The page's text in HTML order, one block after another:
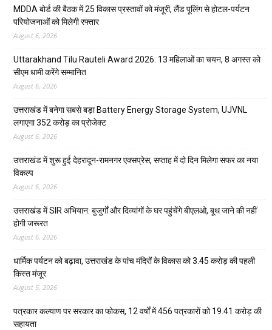
MDDA बोर्ड की बैठक में 25 विकास प्रस्तावों को मंजूरी, लैंड पूलिंग से होटल-पर्यटन
परियोजनाओं को मिलेगी रफ्तार
August 6, 2026
Uttarakhand Tilu Rauteli Award 2026: 13 महिलाओं का चयन, 8 अगस्त को
सीएम धामी करेंगे सम्मानित
August 6, 2026
उत्तराखंड में बनेगा सबसे बड़ा Battery Energy Storage System, UJVNL
लगाएगा 352 करोड़ का प्रोजेक्ट
August 6, 2026
उत्तराखंड में शुरू हुई देहरादून-रामनगर एक्सप्रेस, सप्ताह में दो दिन मिलेगा सफर का नया
विकल्प
August 6, 2026
उत्तराखंड में SIR अभियान: बुजुर्गों और दिव्यांगों के घर पहुंचेंगे बीएलओ, बूथ जाने की नहीं
होगी जरूरत
August 6, 2026
धार्मिक पर्यटन को बढ़ावा, उत्तराखंड के पांच मंदिरों के विकास को 3.45 करोड़ की पहली
किस्त मंजूर
August 5, 2026
पत्रकार कल्याण पर सरकार का फोकस, 12 वर्षों में 456 पत्रकारों को 19.41 करोड़ की
सहायता